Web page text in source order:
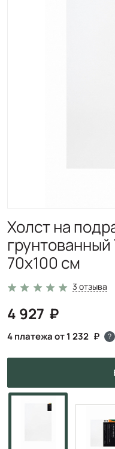
Холст на
70х100 см
3 отзыва
4 927
4 платежа от 1 232 ?